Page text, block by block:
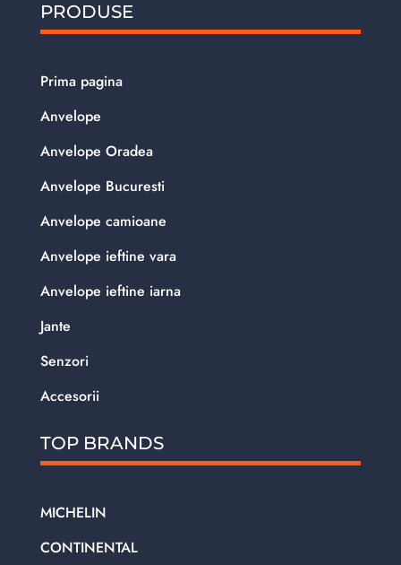
PRODUSE
Prima pagina
Anvelope
Anvelope Oradea
Anvelope Bucuresti
Anvelope camioane
Anvelope ieftine vara
Anvelope ieftine iarna
Jante
Senzori
Accesorii
TOP BRANDS
MICHELIN
CONTINENTAL